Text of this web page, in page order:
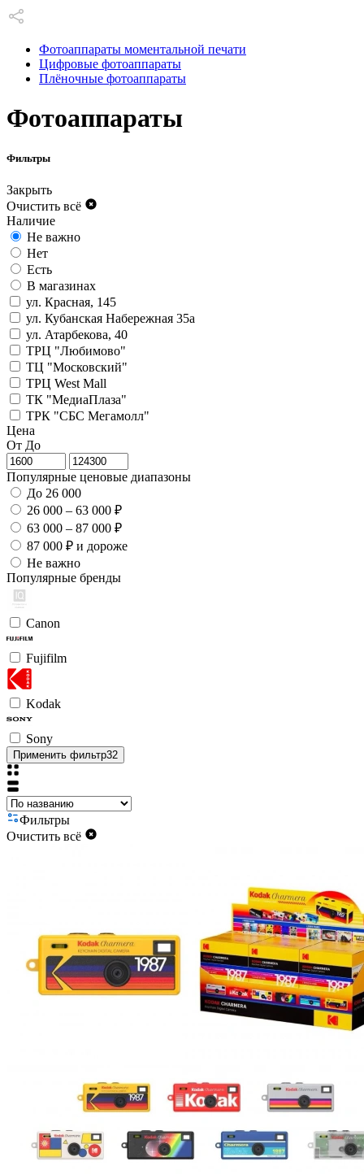
Фотоаппараты моментальной печати
Цифровые фотоаппараты
Плёночные фотоаппараты
Фотоаппараты
Фильтры
Закрыть
Очистить всё
Наличие
Не важно
Нет
Есть
В магазинах
ул. Красная, 145
ул. Кубанская Набережная 35а
ул. Атарбекова, 40
ТРЦ "Любимово"
ТЦ "Московский"
ТРЦ West Mall
ТК "МедиаПлаза"
ТРК "СБС Мегамолл"
Цена
От До
Популярные ценовые диапазоны
До 26 000
26 000 – 63 000 ₽
63 000 – 87 000 ₽
87 000 ₽ и дороже
Не важно
Популярные бренды
Canon
Fujifilm
Kodak
Sony
Применить фильтр32
Фильтры
Очистить всё